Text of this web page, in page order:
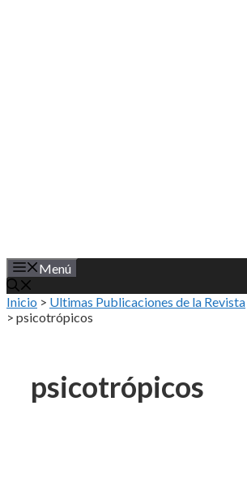
Menú
Inicio > Ultimas Publicaciones de la Revista
> psicotrópicos
psicotrópicos